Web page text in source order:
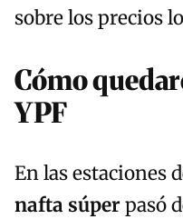
sobre los precios
Cómo
YPF
En las estaciones
nafta súperpasó